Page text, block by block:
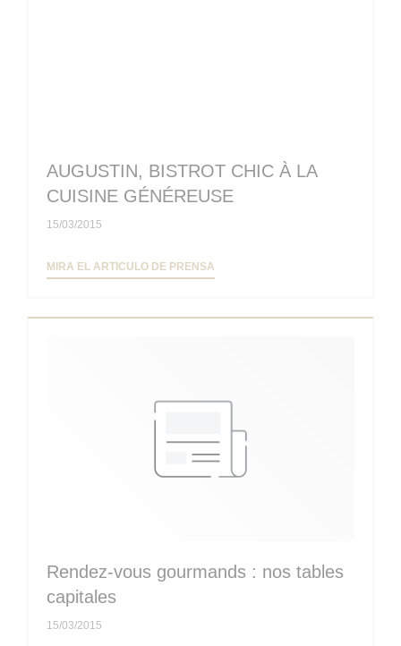
AUGUSTIN, BISTROT CHIC À LA
CUISINE GÉNÉREUSE
15/03/2015
MIRA EL ARTICULO DE PRENSA
Rendez-vous gourmands : nos tables
capitales
15/03/2015